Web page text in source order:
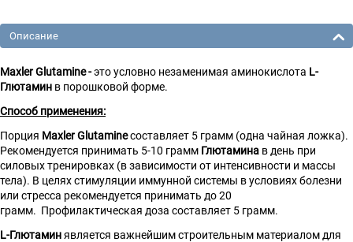
Описание
Maxler Glutamine -это условно незаменимая аминокислота L-
Глютамин в порошковой форме.
Способ применения:
Порция Maxler Glutamineсоставляет 5 грамм (одна чайная ложка).
Рекомендуется принимать 5-10 грамм Глютамина в день при
силовых тренировках (в зависимости от интенсивности и массы
тела). В целях стимуляции иммунной системы в условиях болезни
или стресса рекомендуется принимать до 20
грамм. Профилактическая доза составляет 5 грамм.
L-Глютаминявляется важнейшим строительным материалом для